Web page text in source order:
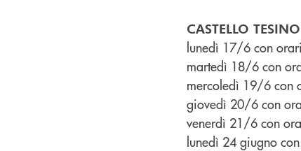
CASTELLO TESINO
lunedì 17/6 con
martedì 18/6 con
mercoledì 19/6 con
giovedì 20/6 con
venerdì 21/6 con
lunedì 24 giugno